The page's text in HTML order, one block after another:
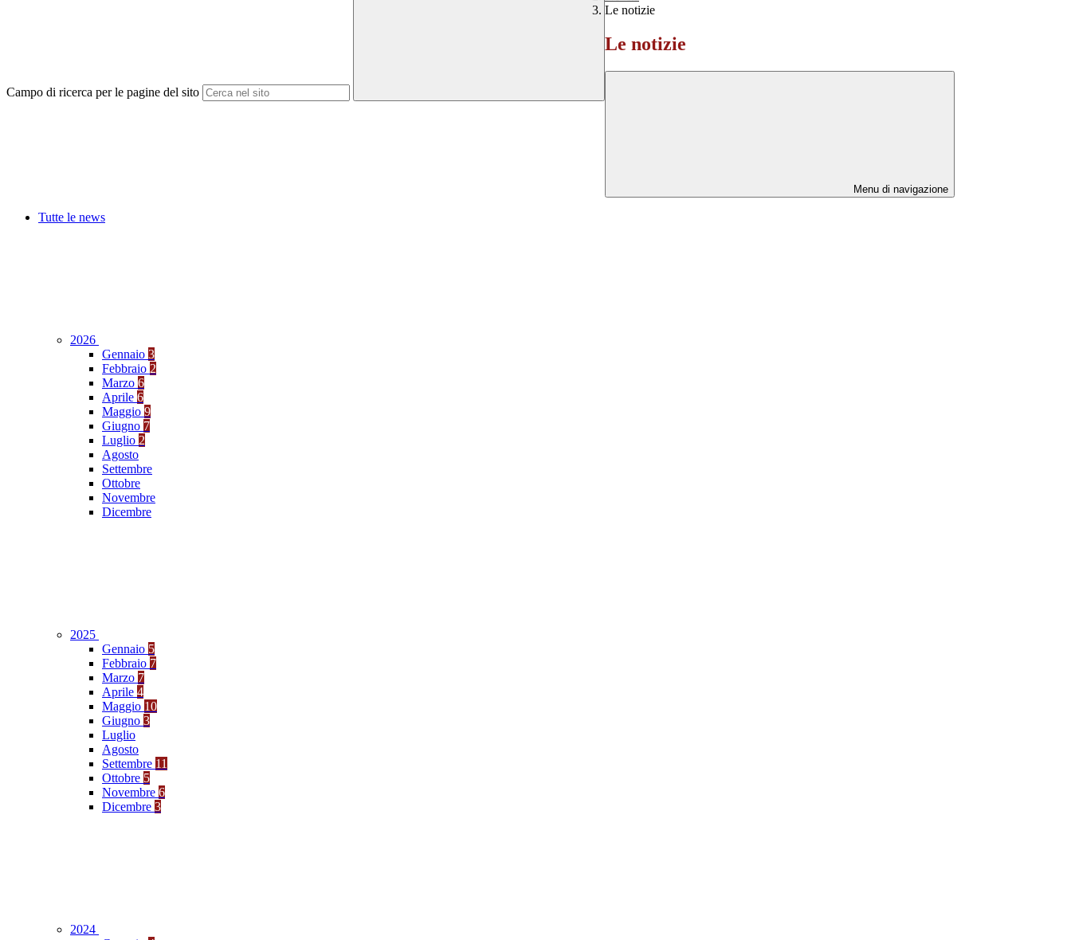
Campo di ricerca per le pagine del sito
Le notizie
Le notizie
Menu di navigazione
Tutte le news
2026
Gennaio 3
Febbraio 2
Marzo 6
Aprile 6
Maggio 9
Giugno 7
Luglio 2
Agosto
Settembre
Ottobre
Novembre
Dicembre
2025
Gennaio 5
Febbraio 7
Marzo 7
Aprile 4
Maggio 10
Giugno 3
Luglio
Agosto
Settembre 11
Ottobre 5
Novembre 6
Dicembre 3
2024